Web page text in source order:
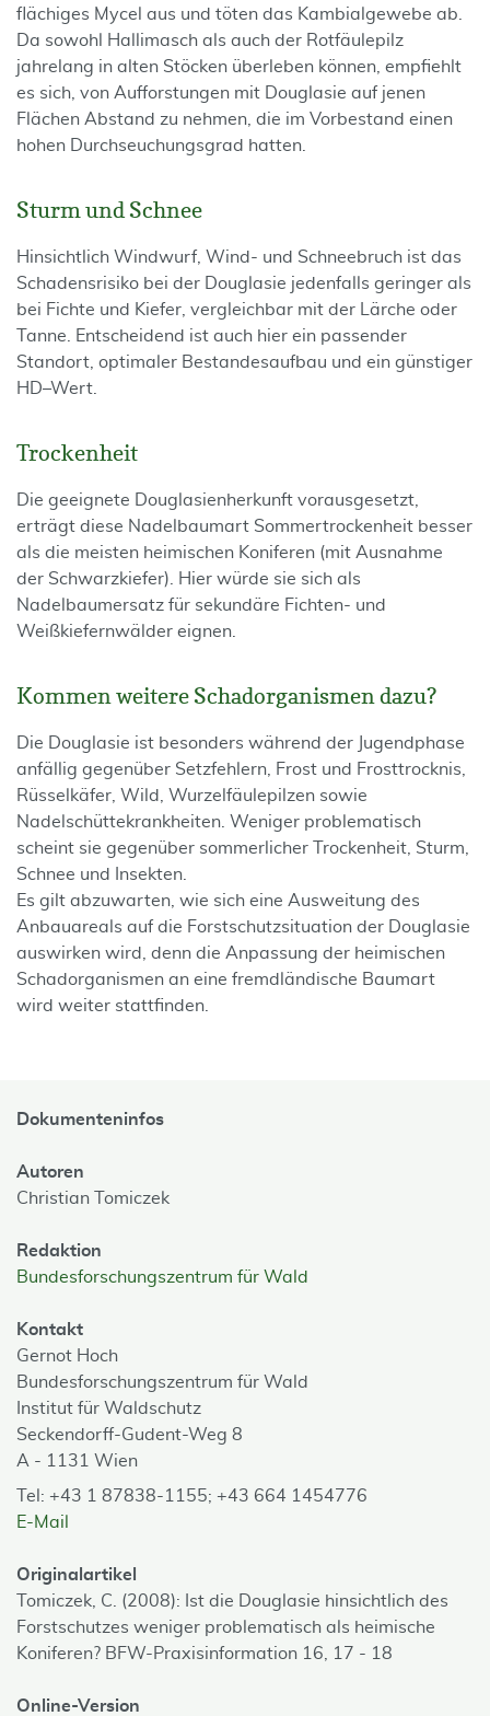
flächiges Mycel aus und töten das Kambialgewebe ab.
Da sowohl Hallimasch als auch der Rotfäulepilz
jahrelang in alten Stöcken überleben können, empfiehlt
es sich, von Aufforstungen mit Douglasie auf jenen
Flächen Abstand zu nehmen, die im Vorbestand einen
hohen Durchseuchungsgrad hatten.
Sturm und Schnee
Hinsichtlich Windwurf, Wind- und Schneebruch ist das
Schadensrisiko bei der Douglasie jedenfalls geringer als
bei Fichte und Kiefer, vergleichbar mit der Lärche oder
Tanne. Entscheidend ist auch hier ein passender
Standort, optimaler Bestandesaufbau und ein günstiger
HD–Wert.
Trockenheit
Die geeignete Douglasienherkunft vorausgesetzt,
erträgt diese Nadelbaumart Sommertrockenheit besser
als die meisten heimischen Koniferen (mit Ausnahme
der Schwarzkiefer). Hier würde sie sich als
Nadelbaumersatz für sekundäre Fichten- und
Weißkiefernwälder eignen.
Kommen weitere Schadorganismen dazu?
Die Douglasie ist besonders während der Jugendphase
anfällig gegenüber Setzfehlern, Frost und Frosttrocknis,
Rüsselkäfer, Wild, Wurzelfäulepilzen sowie
Nadelschüttekrankheiten. Weniger problematisch
scheint sie gegen­über sommerlicher Trockenheit, Sturm,
Schnee und Insekten.
Es gilt abzuwarten, wie sich eine Ausweitung des
Anbauareals auf die Forstschutzsituation der Douglasie
aus­wirken wird, denn die Anpassung der heimischen
Schadorganismen an eine fremdländische Baumart
wird weiter stattfinden.
Dokumenteninfos
Autoren
Christian Tomiczek
Redaktion
Bundesforschungszentrum für Wald
Kontakt
Gernot Hoch
Bundesforschungszentrum für Wald
Institut für Waldschutz
Seckendorff-Gudent-Weg 8
A - 1131 Wien
Tel: +43 1 87838-1155; +43 664 1454776
E-Mail
Originalartikel
Tomiczek, C. (2008): Ist die Douglasie hinsichtlich des
Forstschutzes weniger problematisch als heimische
Koniferen? BFW-Praxisinformation 16, 17 - 18
Online-Version